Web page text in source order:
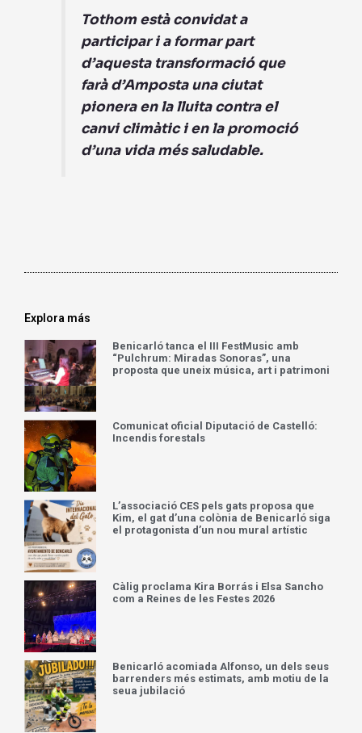
Tothom està convidat a
participar i a formar part
d’aquesta transformació que
farà d’Amposta una ciutat
pionera en la lluita contra el
canvi climàtic i en la promoció
d’una vida més saludable.
Explora más
Benicarló tanca el III FestMusic amb
“Pulchrum: Miradas Sonoras”, una
proposta que uneix música, art i patrimoni
Comunicat oficial Diputació de Castelló:
Incendis forestals
L’associació CES pels gats proposa que
Kim, el gat d’una colònia de Benicarló siga
el protagonista d’un nou mural artístic
Càlig proclama Kira Borrás i Elsa Sancho
com a Reines de les Festes 2026
Benicarló acomiada Alfonso, un dels seus
barrenders més estimats, amb motiu de la
seua jubilació